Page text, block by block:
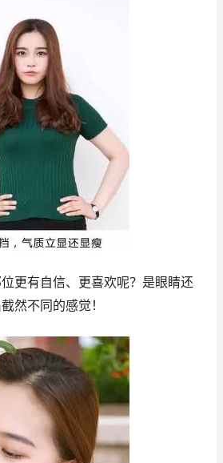
更有自信、更喜欢呢？是眼睛还
然不同的感觉！